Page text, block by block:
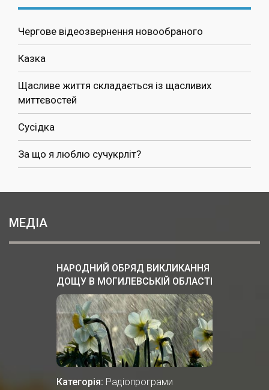
Чергове відеозвернення новообраного
Казка
Щасливе життя складається із щасливих
миттєвостей
Сусідка
За що я люблю сучукрліт?
МЕДІА
НАРОДНИЙ ОБРЯД ВИКЛИКАННЯ
ДОЩУ В МОГИЛЕВСЬКІЙ ОБЛАСТІ
БІЛОЇ РУСІ
Категорія: Радіопрограми